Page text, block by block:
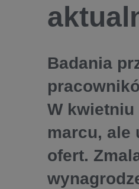
Badania
W kwietniu
marcu, ale
ofert.